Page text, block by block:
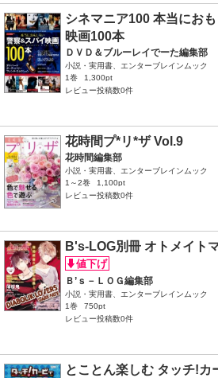
シネマニア100 本当にお
映画100本
ＤＶＤ＆ブルーレイでーた編集部
小説・実用書、エンターブレインムック
1巻
1,300pt
レビュー投稿数0件
花時間プ*リ*ザ Vol.9
花時間編集部
小説・実用書、エンターブレインムック
1～2巻
1,100pt
レビュー投稿数0件
B's-LOG別冊 オトメイト
Ｂ’ｓ－ＬＯＧ編集部
小説・実用書、エンターブレインムック
1巻
750pt
レビュー投稿数0件
とことん楽しむ タッチ!カ